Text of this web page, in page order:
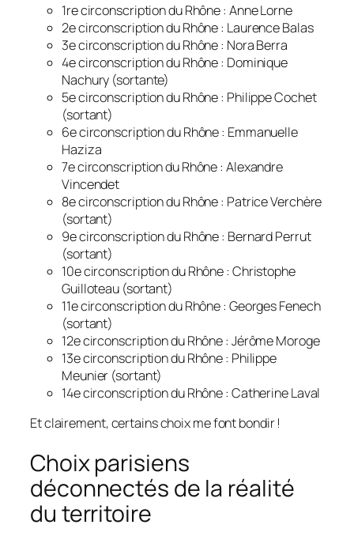
1re circonscription du Rhône : Anne Lorne
2e circonscription du Rhône : Laurence Balas
3e circonscription du Rhône : Nora Berra
4e circonscription du Rhône : Dominique
Nachury (sortante)
5e circonscription du Rhône : Philippe Cochet
(sortant)
6e circonscription du Rhône : Emmanuelle
Haziza
7e circonscription du Rhône : Alexandre
Vincendet
8e circonscription du Rhône : Patrice Verchère
(sortant)
9e circonscription du Rhône : Bernard Perrut
(sortant)
10e circonscription du Rhône : Christophe
Guilloteau (sortant)
11e circonscription du Rhône : Georges Fenech
(sortant)
12e circonscription du Rhône : Jérôme Moroge
13e circonscription du Rhône : Philippe
Meunier (sortant)
14e circonscription du Rhône : Catherine Laval
Et clairement, certains choix me font bondir !
Choix parisiens
déconnectés de la réalité
du territoire